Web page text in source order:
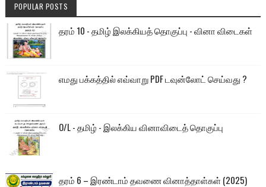
POPULAR POSTS
தரம் 10 - தமிழ் இலக்கியத் தொகுப்பு - வினா விடைகள்
எமது பக்கத்தில் எவ்வாறு PDF டவுன்லோட் செய்வது ?
O/L - தமிழ் - இலக்கிய வினாவிடைத் தொகுப்பு
தரம் 6 – இரண்டாம் தவணை வினாத்தாள்கள் (2025)